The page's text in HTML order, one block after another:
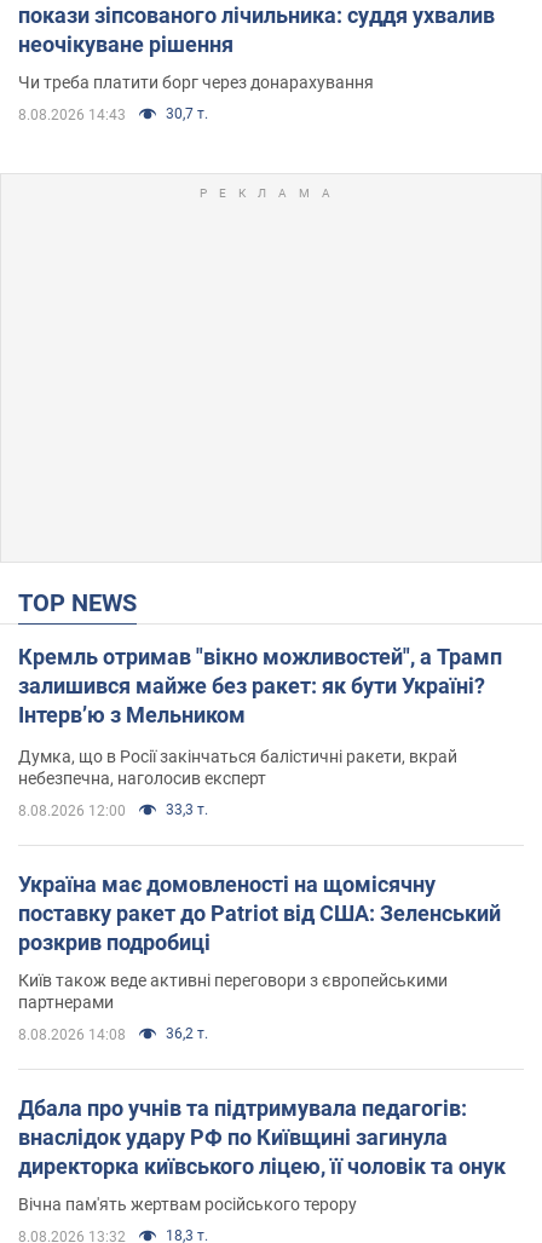
покази зіпсованого лічильника: суддя ухвалив
неочікуване рішення
Чи треба платити борг через донарахування
8.08.2026 14:43 30,7 т.
TOP NEWS
Кремль отримав "вікно можливостей", а Трамп
залишився майже без ракет: як бути Україні?
Інтерв’ю з Мельником
Думка, що в Росії закінчаться балістичні ракети, вкрай
небезпечна, наголосив експерт
8.08.2026 12:00 33,3 т.
Україна має домовленості на щомісячну
поставку ракет до Patriot від США: Зеленський
розкрив подробиці
Київ також веде активні переговори з європейськими
партнерами
8.08.2026 14:08 36,2 т.
Дбала про учнів та підтримувала педагогів:
внаслідок удару РФ по Київщині загинула
директорка київського ліцею, її чоловік та онук
Вічна пам'ять жертвам російського терору
8.08.2026 13:32 18,3 т.